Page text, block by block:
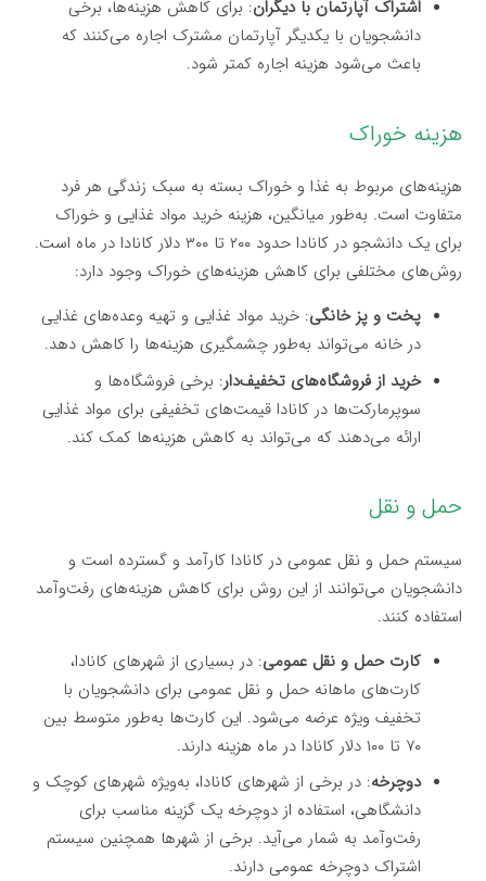
اشتراک آپارتمان با دیگران: برای کاهش هزینه‌ها، برخی
دانشجویان با یکدیگر آپارتمان مشترک اجاره می‌کنند که
باعث می‌شود هزینه اجاره کمتر شود.
هزینه خوراک
هزینه‌های مربوط به غذا و خوراک بسته به سبک زندگی هر فرد
متفاوت است. به‌طور میانگین، هزینه خرید مواد غذایی و خوراک
برای یک دانشجو در کانادا حدود ۲۰۰ تا ۳۰۰ دلار کانادا در ماه است.
روش‌های مختلفی برای کاهش هزینه‌های خوراک وجود دارد:
پخت و پز خانگی: خرید مواد غذایی و تهیه وعده‌های غذایی
در خانه می‌تواند به‌طور چشمگیری هزینه‌ها را کاهش دهد.
خرید از فروشگاه‌های تخفیف‌دار: برخی فروشگاه‌ها و
سوپرمارکت‌ها در کانادا قیمت‌های تخفیفی برای مواد غذایی
ارائه می‌دهند که می‌تواند به کاهش هزینه‌ها کمک کند.
حمل و نقل
سیستم حمل و نقل عمومی در کانادا کارآمد و گسترده است و
دانشجویان می‌توانند از این روش برای کاهش هزینه‌های رفت‌وآمد
استفاده کنند.
کارت حمل و نقل عمومی: در بسیاری از شهرهای کانادا،
کارت‌های ماهانه حمل و نقل عمومی برای دانشجویان با
تخفیف ویژه عرضه می‌شود. این کارت‌ها به‌طور متوسط بین
۷۰ تا ۱۰۰ دلار کانادا در ماه هزینه دارند.
دوچرخه: در برخی از شهرهای کانادا، به‌ویژه شهرهای کوچک و
دانشگاهی، استفاده از دوچرخه یک گزینه مناسب برای
رفت‌وآمد به شمار می‌آید. برخی از شهرها همچنین سیستم
اشتراک دوچرخه عمومی دارند.